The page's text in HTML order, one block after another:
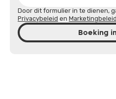
Door dit formulier in te dienen,
Privacybeleid en Marketingbeleid
Boeking